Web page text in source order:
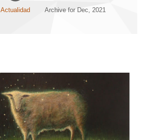
Actualidad Archive for Dec, 2021